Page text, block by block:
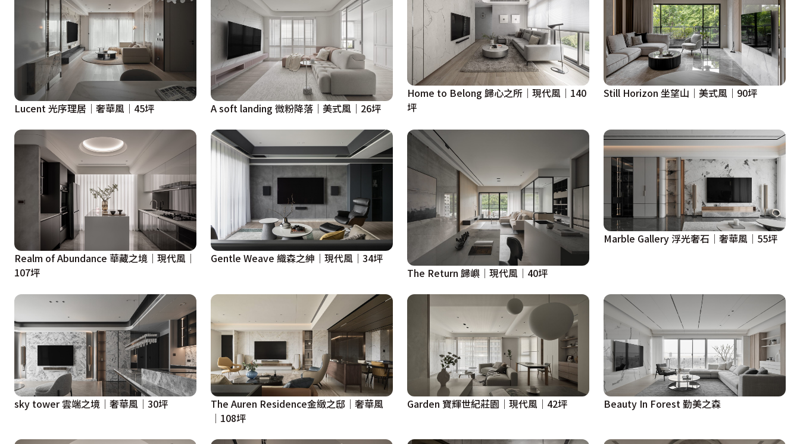
Lucent 光序理居｜奢華風｜45坪 A soft landing 微粉降落｜美式風｜26坪
Home to Belong 歸心之所｜現代風｜140
坪
Still Horizon 坐望山｜美式風｜90坪
Realm of Abundance 華藏之境｜現代風｜
107坪
Gentle Weave 織森之紳｜現代風｜34坪
The Return 歸嶼│現代風│40坪
Marble Gallery 浮光奢石│奢華風│55坪
sky tower 雲端之境│奢華風│30坪
The Auren Residence金緻之邸│奢華風
│108坪
Garden 寶輝世紀莊園│現代風│42坪 Beauty In Forest 勤美之森